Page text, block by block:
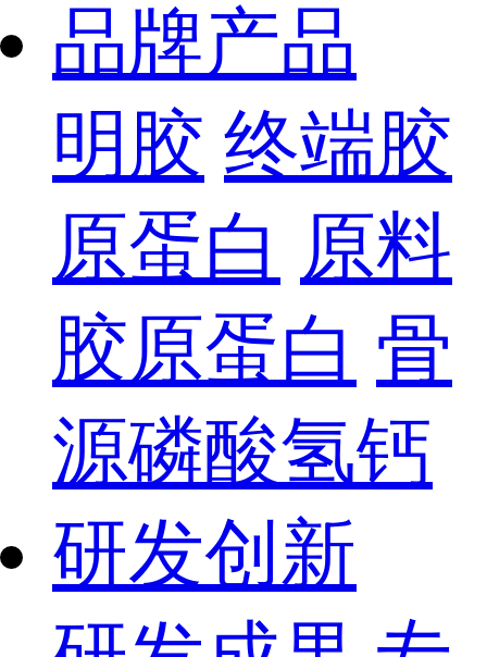
品牌产品
明胶 终端胶
原蛋白 原料
胶原蛋白 骨
源磷酸氢钙
研发创新